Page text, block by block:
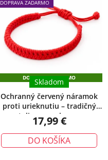
je
5
hviezdičiek.
DOPRAVA ZADARMO
DOPRAVA ZADARMO
Ochranný červený náramok
proti urieknutiu – tradičný
talizman ochrany
Skladom
17,99 €
DO KOŠÍKA